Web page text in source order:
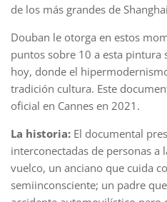
de los más grandes de
Douban le otorga en estos
puntos sobre 10 a esta pintura
hoy, donde el
tradición cultura. Este
oficial en Cannes en 2021.
La historia: El documental
interconectadas de personas a
vuelco, un anciano que cuida
semiinconsciente; un padre